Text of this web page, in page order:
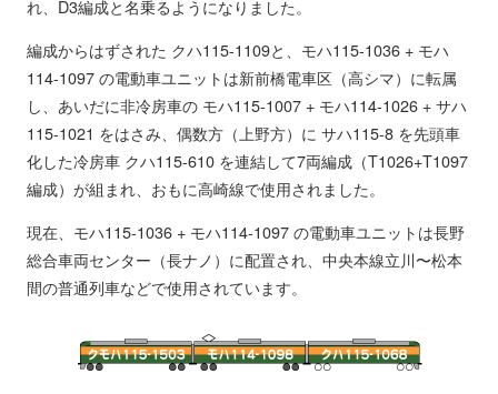
れ、D3編成と名乗るようになりました。
編成からはずされた クハ115-1109と、モハ115-1036 + モハ
114-1097 の電動車ユニットは新前橋電車区（高シマ）に転属
し、あいだに非冷房車の モハ115-1007 + モハ114-1026 + サハ
115-1021 をはさみ、偶数方（上野方）に サハ115-8 を先頭車
化した冷房車 クハ115-610 を連結して7両編成（T1026+T1097
編成）が組まれ、おもに高崎線で使用されました。
現在、モハ115-1036 + モハ114-1097 の電動車ユニットは長野
総合車両センター（長ナノ）に配置され、中央本線立川〜松本
間の普通列車などで使用されています。